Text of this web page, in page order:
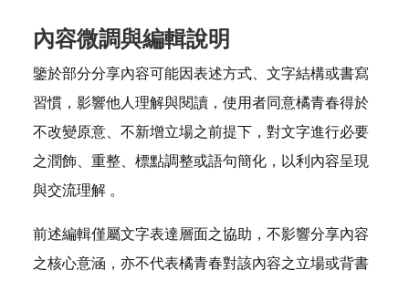
內容微調與編輯說明
鑒於部分分享內容可能因表述方式、文字結構或書寫
習慣，影響他人理解與閱讀，使用者同意橘青春得於
不改變原意、不新增立場之前提下，對文字進行必要
之潤飾、重整、標點調整或語句簡化，以利內容呈現
與交流理解 。
前述編輯僅屬文字表達層面之協助，不影響分享內容
之核心意涵，亦不代表橘青春對該內容之立場或背書